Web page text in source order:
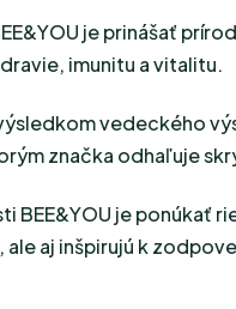
je prinášať
imunitu a vitalitu.
vedeckého
značka odhaľuje
BEE&YOU je ponúkať
aj inšpirujú k